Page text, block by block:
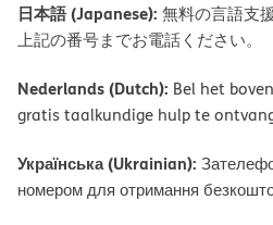
日本語 (Japanese): 無料の言語支
上記の番号までお電話ください。
Nederlands (Dutch): Bel het
gratis taalkundige hulp te
Українська (Ukrainian):
номером для отримання